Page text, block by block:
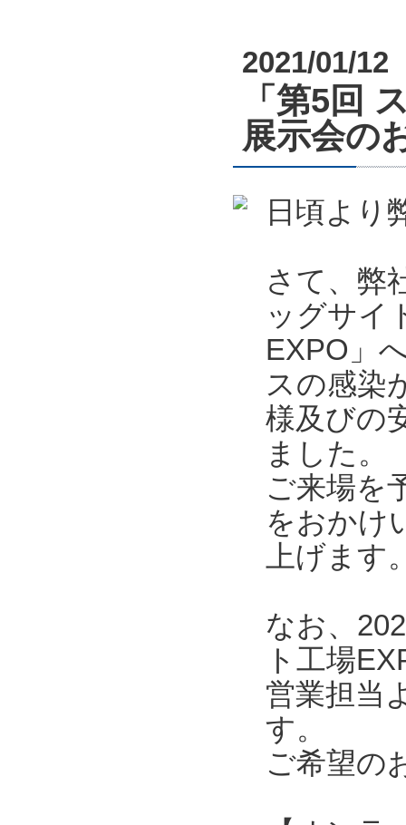
2021/01/12
「第5回
展示会の
日頃より
さて、弊
ッグサイ
EXPO」
スの感染
様及びの
ました。
ご来場を
をおかけ
上げます
なお、
ト工場
営業担当
す。
ご希望の